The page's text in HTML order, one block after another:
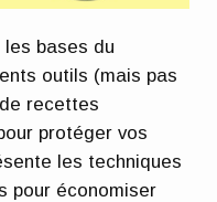
bases du
outils (mais pas
recettes
protéger vos
les techniques
pour économiser